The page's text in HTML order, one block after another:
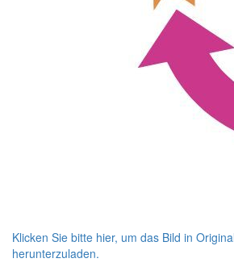
Klicken Sie bitte hier, um das Bild in
herunterzuladen.